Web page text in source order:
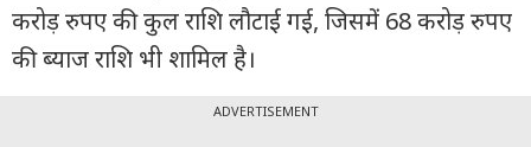
ट्रेंडिंग
करोड़ रुपए की कुल राशि लौटाई गई, जिसमें 68 करोड़ रुपए
की ब्याज राशि भी शामिल है।
ADVERTISEMENT